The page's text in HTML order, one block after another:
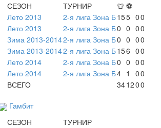
СЕЗОН
ТУРНИР 👕 ⚽
Лето 2013
2-я лига Зона Б155 00
Лето 2013
2-я лига Зона Б0 0 00
Зима 2013-20142-я лига Зона Б0 0 00
Зима 2013-20142-я лига Зона Б156 00
Лето 2014
2-я лига Зона Б0 0 00
Лето 2014
2-я лига Зона Б4 1 00
ВСЕГО
341200
Гамбит
СЕЗОН
ТУРНИР